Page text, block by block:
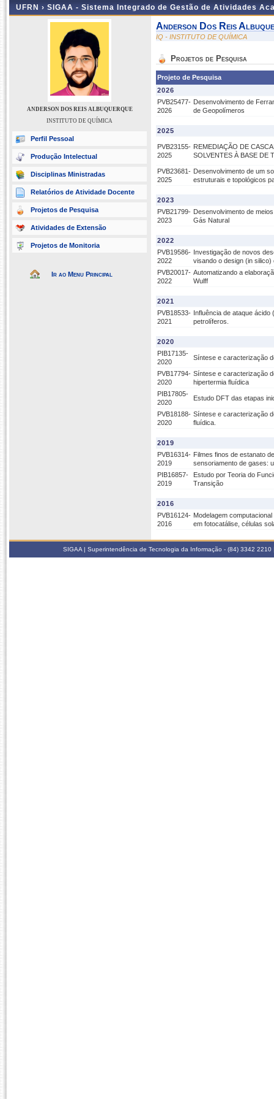
UFRN › SIGAA - Sistema Integrado de Gestão de Atividades
ANDERSON DOS REIS ALBUQUERQUE
INSTITUTO DE QUÍMICA
Perfil Pessoal
Produção Intelectual
Disciplinas Ministradas
Relatórios de Atividade Docente
Projetos de Pesquisa
Atividades de Extensão
Projetos de Monitoria
Ir ao Menu Principal
Anderson Dos Reis
IQ - INSTITUTO DE QUÍMICA
Projetos de Pesquisa
Projeto de Pesquisa
2026
PVB25477-
2026
Desenvolvimento de
de Geopolímeros
2025
PVB23155-
2025
REMEDIAÇÃO DE
SOLVENTES À BASE DE
PVB23681-
2025
Desenvolvimento de um
estruturais e topológicos
2023
PVB21799-
2023
Desenvolvimento de
Gás Natural
2022
PVB19586-
2022
Investigação de novos
visando o design (in
PVB20017-
2022
Automatizando a
Wulff
2021
PVB18533-
2021
Influência de ataque
petrolíferos.
2020
PIB17135-
2020
Síntese e caracterização
PVB17794-
2020
Síntese e caracterização
hipertermia fluídica
PIB17805-
2020
Estudo DFT das etapas
PVB18188-
2020
Síntese e caracterização
fluídica.
2019
PVB16314-
2019
Filmes finos de estanato
sensoriamento de gases:
PIB16857-
2019
Estudo por Teoria do
Transição
2016
PVB16124-
2016
Modelagem
em fotocatálise, células
SIGAA | Superintendência de Tecnologia da Informação - (84) 3342